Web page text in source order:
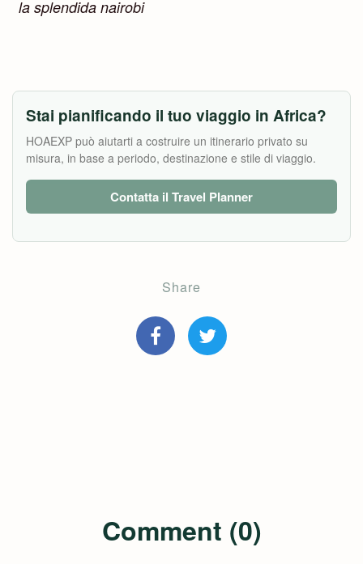
la splendida nairobi
Stai pianificando il tuo viaggio in Africa?
HOAEXP può aiutarti a costruire un itinerario privato su
misura, in base a periodo, destinazione e stile di viaggio.
Contatta il Travel Planner
Share
Comment (0)